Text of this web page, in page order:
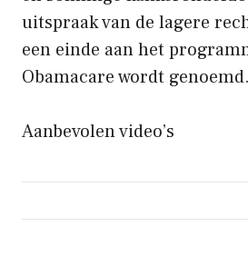
uitspraak van de lagere
een einde aan het
Obamacare wordt genoemd.
Aanbevolen video’s